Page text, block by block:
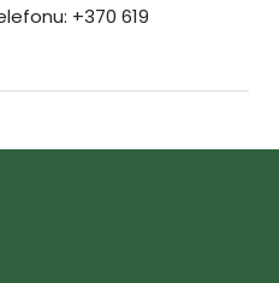
+370 619